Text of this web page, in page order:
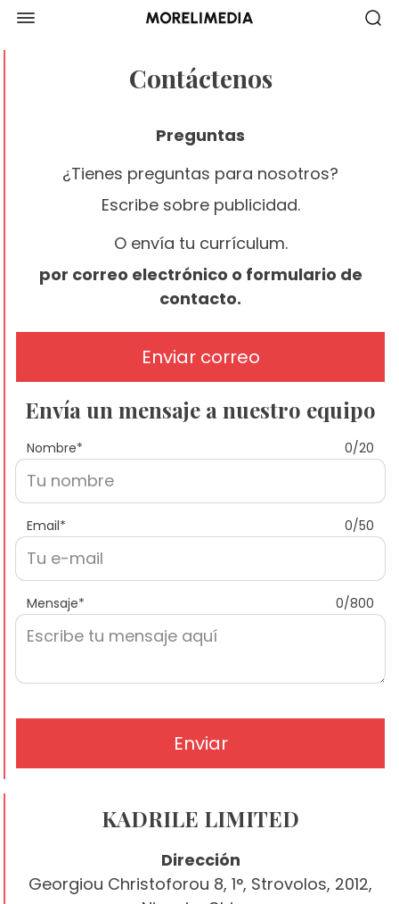
Contáctenos
Preguntas
¿Tienes preguntas para nosotros?
Escribe sobre publicidad.
O envía tu currículum.
por correo electrónico o formulario de
contacto.
Enviar correo
Envía un mensaje a nuestro equipo
Nombre* 0/20
Email* 0/50
Mensaje* 0/800
Enviar
KADRILE LIMITED
Dirección
Georgiou Christoforou 8, 1°, Strovolos, 2012,